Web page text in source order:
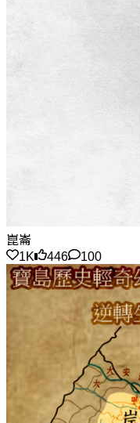
崑崙
1K
446 100